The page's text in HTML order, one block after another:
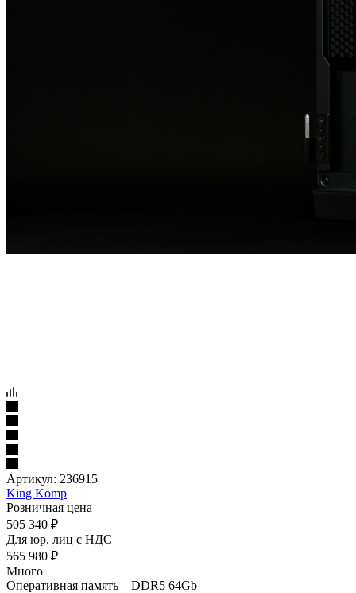
Артикул: 236915
King Komp
Розничная цена
505 340 ₽
Для юр. лиц c НДС
565 980 ₽
Много
Оперативная память—DDR5 64Gb